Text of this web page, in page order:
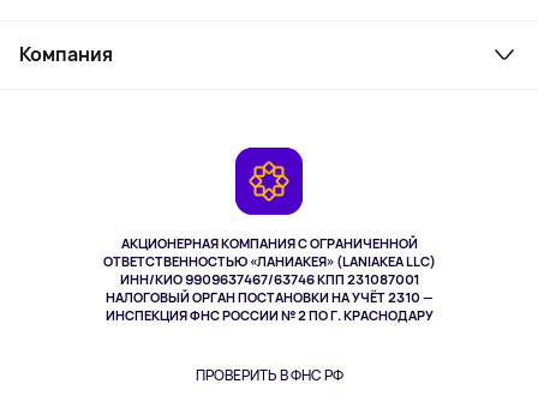
АКЦИОНЕРНАЯ КОМПАНИЯ С ОГРАНИЧЕННОЙ
ОТВЕТСТВЕННОСТЬЮ «ЛАНИАКЕЯ» (LANIAKEA LLC)
ИНН/КИО 9909637467/63746 КПП 231087001
НАЛОГОВЫЙ ОРГАН ПОСТАНОВКИ НА УЧЁТ 2310 —
ИНСПЕКЦИЯ ФНС РОССИИ № 2 ПО Г. КРАСНОДАРУ
ПРОВЕРИТЬ В ФНС РФ
Косметика и уход
Здоровье питомцев
Одежда и аксессуары
Как заказать
Компания